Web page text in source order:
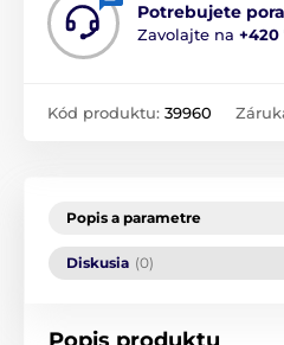
Potrebujete
Zavolajte na +420
Kód produktu: 39960
Popis a parametre
Diskusia (0)